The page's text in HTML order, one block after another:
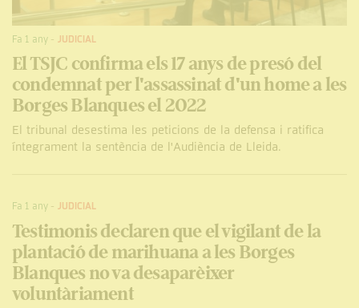
Fa 1 any-JUDICIAL
El TSJC confirma els 17 anys de presó del
condemnat per l'assassinat d'un home a les
Borges Blanques el 2022
El tribunal desestima les peticions de la defensa i ratifica
íntegrament la sentència de l'Audiència de Lleida.
Fa 1 any-JUDICIAL
Testimonis declaren que el vigilant de la
plantació de marihuana a les Borges
Blanques no va desaparèixer
voluntàriament